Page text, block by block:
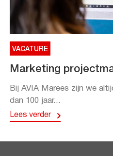
VACATURE
Marketing
Bij AVIA Marees zijn we
dan 100 jaar...
Lees verder